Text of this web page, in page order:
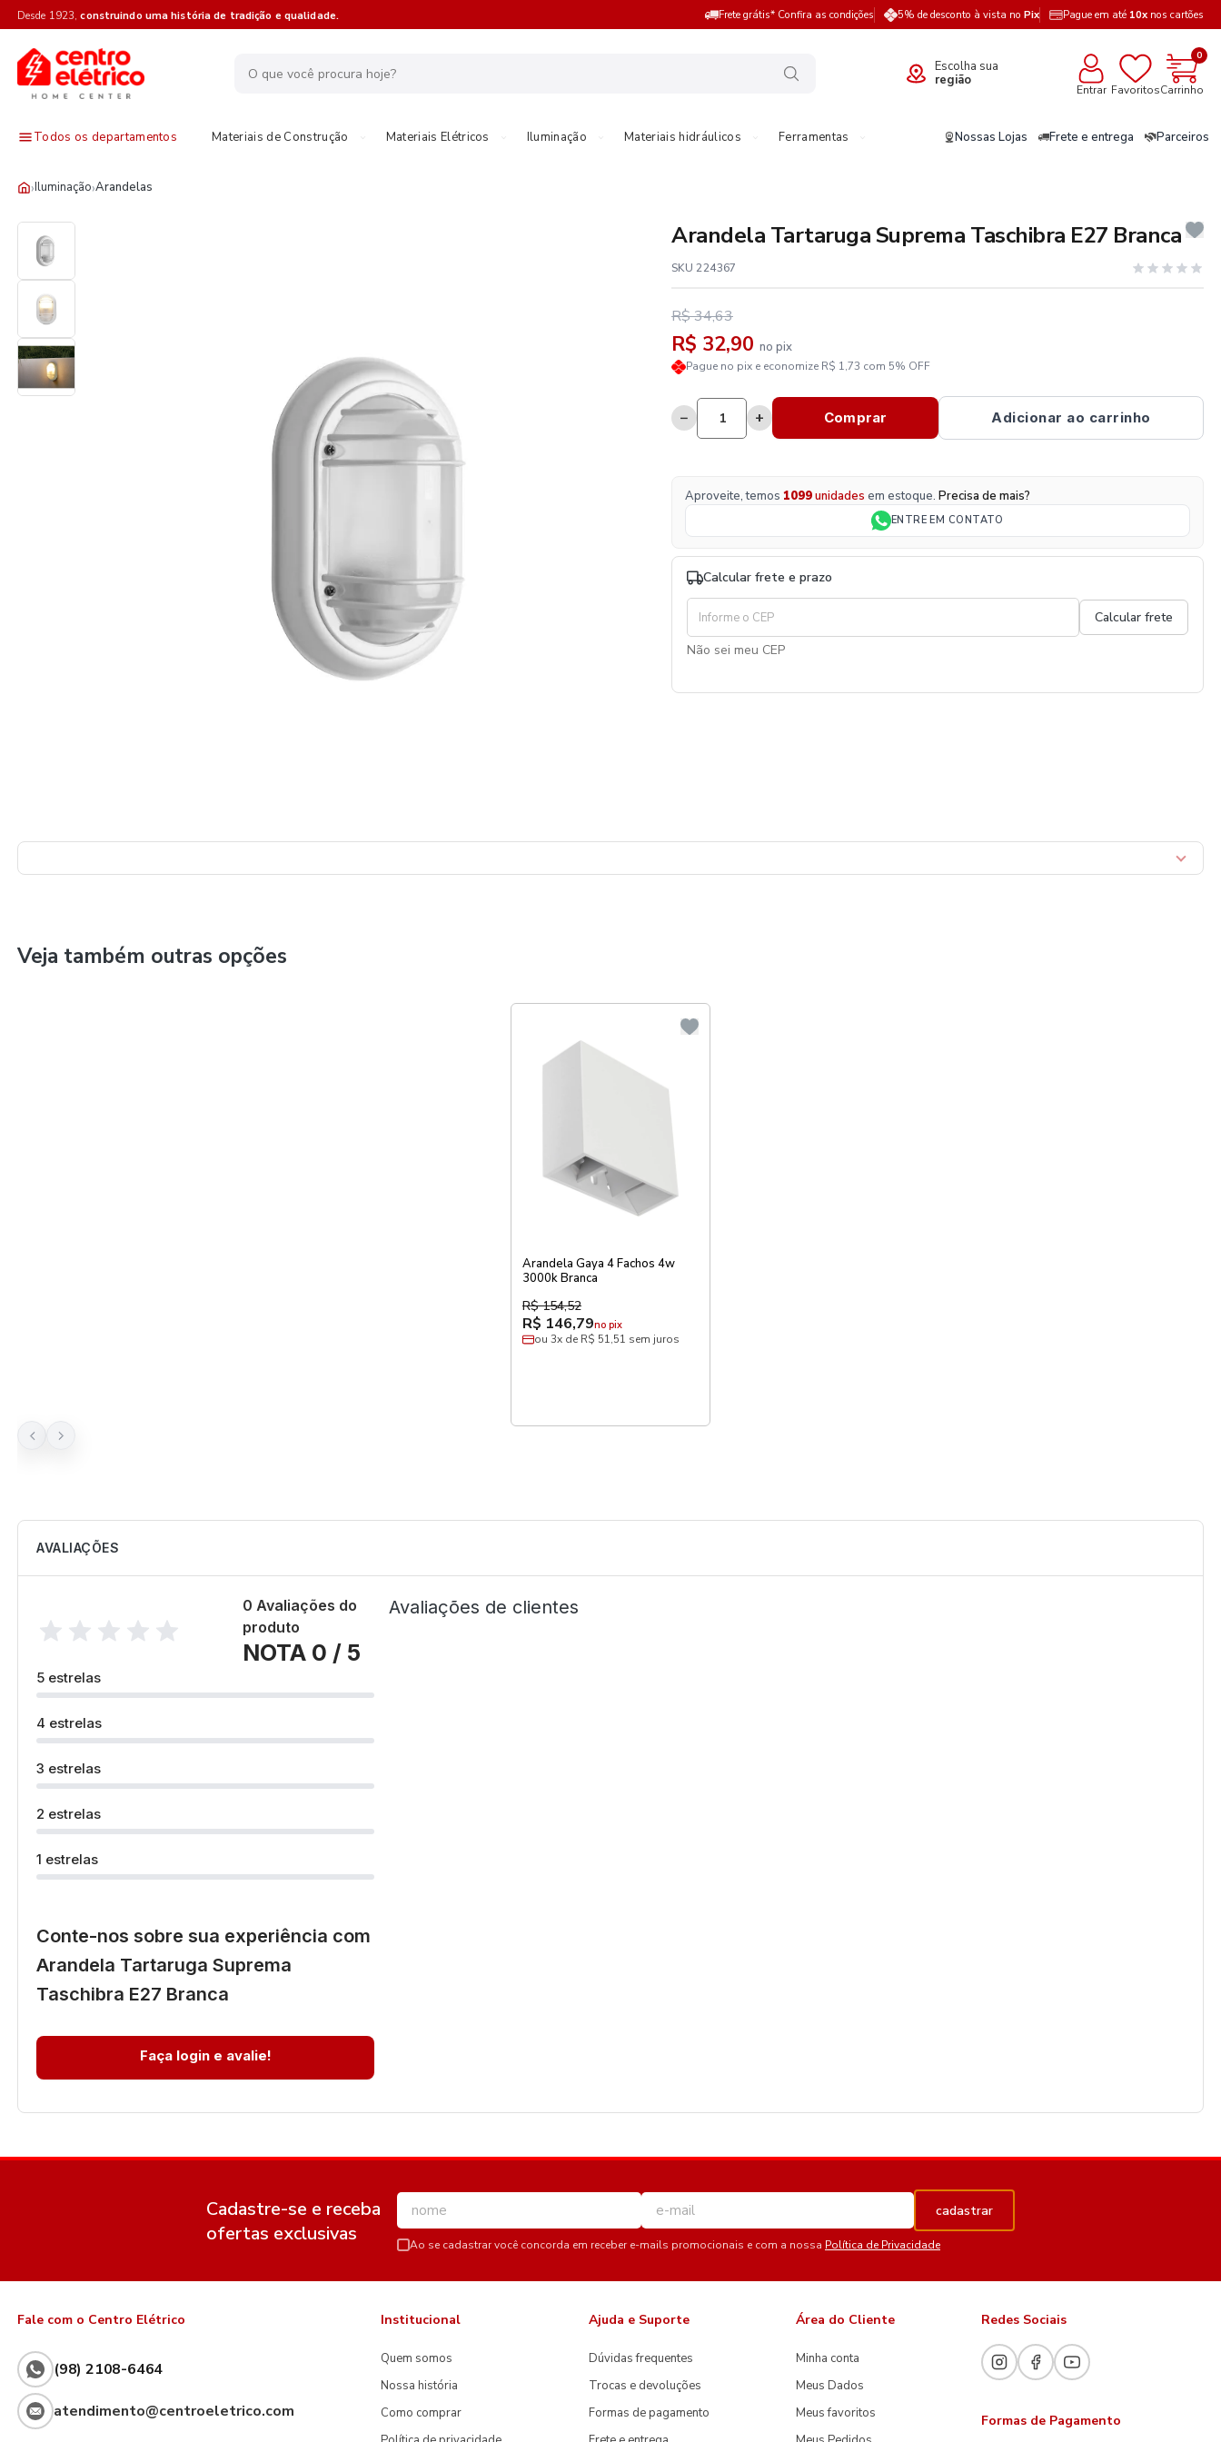
Desde 1923,construindo uma história de tradição e qualidade. Frete grátis* Confira as condições 5% de desconto à vista no Pix Pague em até 10x nos cartões
Escolha sua
região
Entrar Favoritos
0
Carrinho
Todos os departamentos Materiais de Construção Materiais Elétricos Iluminação Materiais hidráulicos Ferramentas Nossas Lojas Frete e entrega Parceiros
›Iluminação›Arandelas
Arandela Tartaruga Suprema Taschibra E27 Branca
SKU 224367
R$ 34,63
R$ 32,90 no pix
Pague no pix e economize R$ 1,73 com 5% OFF
− + Comprar Adicionar ao carrinho
Aproveite, temos 1099unidades em estoque. Precisa de mais?
ENTRE EM CONTATO
Calcular frete e prazo
Não sei meu CEP
Veja também outras opções
Arandela Gaya 4 Fachos 4w
3000k Branca
R$ 154,52
R$ 146,79no pix
ou 3x de R$ 51,51 sem juros
AVALIAÇÕES
0 Avaliações do
produto
NOTA 0 / 5
5 estrelas
4 estrelas
3 estrelas
2 estrelas
1 estrelas
Conte-nos sobre sua experiência com
Arandela Tartaruga Suprema
Taschibra E27 Branca
Faça login e avalie!
Avaliações de clientes
Cadastre-se e receba
ofertas exclusivas
cadastrar
Ao se cadastrar você concorda em receber e-mails promocionais e com a nossa Política de Privacidade
Fale com o Centro Elétrico
(98) 2108-6464
atendimento@centroeletrico.com
Institucional
Quem somos
Nossa história
Como comprar
Ajuda e Suporte
Dúvidas frequentes
Trocas e devoluções
Formas de pagamento
Área do Cliente
Minha conta
Meus Dados
Meus favoritos
Redes Sociais
Formas de Pagamento